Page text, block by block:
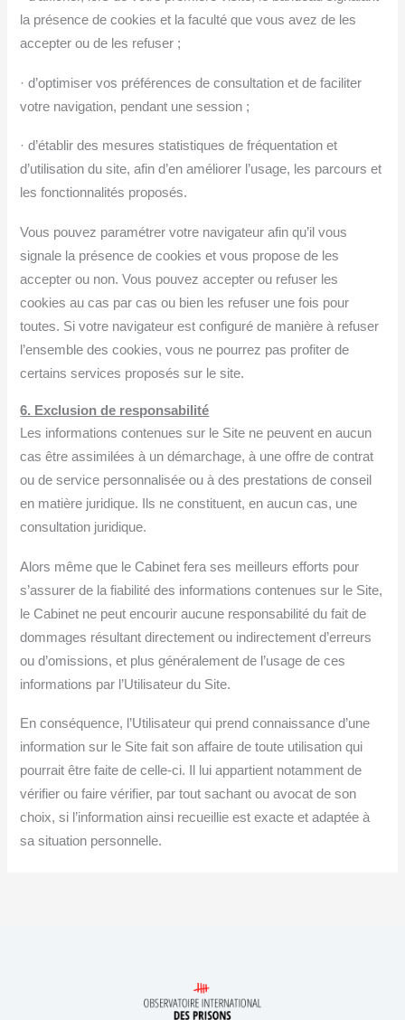
la présence de cookies et la faculté que vous avez de les
accepter ou de les refuser ;
· d’optimiser vos préférences de consultation et de faciliter
votre navigation, pendant une session ;
· d’établir des mesures statistiques de fréquentation et
d’utilisation du site, afin d’en améliorer l’usage, les parcours et
les fonctionnalités proposés.
Vous pouvez paramétrer votre navigateur afin qu’il vous
signale la présence de cookies et vous propose de les
accepter ou non. Vous pouvez accepter ou refuser les
cookies au cas par cas ou bien les refuser une fois pour
toutes. Si votre navigateur est configuré de manière à refuser
l’ensemble des cookies, vous ne pourrez pas profiter de
certains services proposés sur le site.
6. Exclusion de responsabilité
Les informations contenues sur le Site ne peuvent en aucun
cas être assimilées à un démarchage, à une offre de contrat
ou de service personnalisée ou à des prestations de conseil
en matière juridique. Ils ne constituent, en aucun cas, une
consultation juridique.
Alors même que le Cabinet fera ses meilleurs efforts pour
s’assurer de la fiabilité des informations contenues sur le Site,
le Cabinet ne peut encourir aucune responsabilité du fait de
dommages résultant directement ou indirectement d’erreurs
ou d’omissions, et plus généralement de l’usage de ces
informations par l’Utilisateur du Site.
En conséquence, l’Utilisateur qui prend connaissance d’une
information sur le Site fait son affaire de toute utilisation qui
pourrait être faite de celle-ci. Il lui appartient notamment de
vérifier ou faire vérifier, par tout sachant ou avocat de son
choix, si l’information ainsi recueillie est exacte et adaptée à
sa situation personnelle.